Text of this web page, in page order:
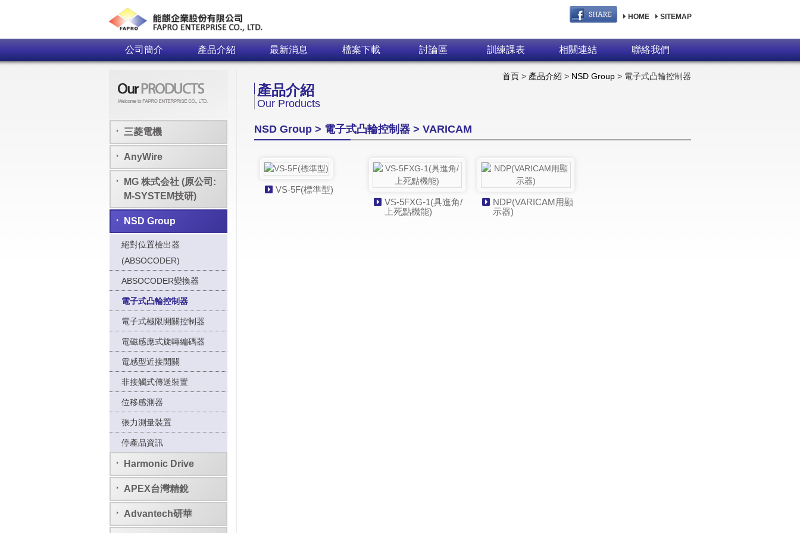
HOME SITEMAP
公司簡介 產品介紹 最新消息 檔案下載 討論區 訓練課表 相關連結 聯絡我們
三菱電機
AnyWire
MG 株式会社 (原公司:
M-SYSTEM技研)
NSD Group
絕對位置檢出器
(ABSOCODER)
ABSOCODER變換器
電子式凸輪控制器
電子式極限開關控制器
電磁感應式旋轉編碼器
電感型近接開關
非接觸式傳送裝置
位移感測器
張力測量裝置
停產品資訊
Harmonic Drive
APEX台灣精銳
Advantech研華
首頁 > 產品介紹 > NSD Group > 電子式凸輪控制器
產品介紹
Our Products
NSD Group > 電子式凸輪控制器 > VARICAM
VS-5F(標準型)
VS-5FXG-1(具進角/
上死點機能)
NDP(VARICAM用顯
示器)